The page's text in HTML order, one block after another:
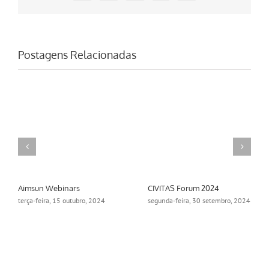
Postagens Relacionadas
Aimsun Webinars
terça-feira, 15 outubro, 2024
CIVITAS Forum 2024
segunda-feira, 30 setembro, 2024